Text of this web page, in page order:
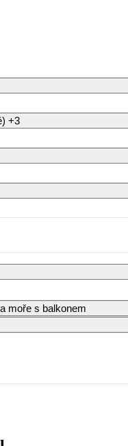
+3
PO ÚT
15
na moře s balkonem